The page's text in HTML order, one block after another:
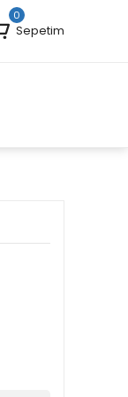
0
Sepetim